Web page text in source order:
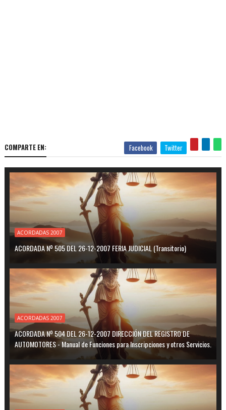
COMPARTE EN: Facebook Twitter
ACORDADAS 2007
ACORDADA Nº 505 DEL 26-12-2007 FERIA JUDICIAL (Transitorio)
ACORDADAS 2007
ACORDADA Nº 504 DEL 26-12-2007 DIRECCIÓN DEL REGISTRO DE
AUTOMOTORES - Manual de Funciones para Inscripciones y otros Servicios.